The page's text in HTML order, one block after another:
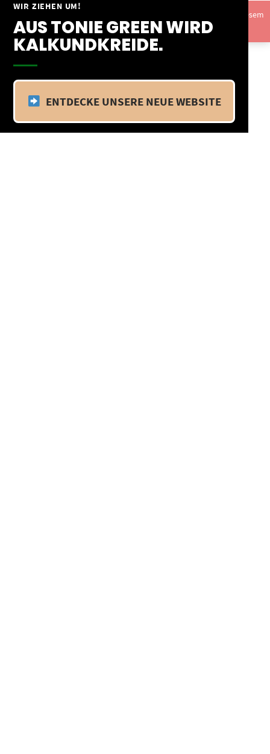
WIR ZIEHEN UM!
AUS TONIE GREEN WIRD
KALKUNDKREIDE.
ENTDECKE UNSERE NEUE WEBSITE
Springe
Inhalt
Vom 09.04.25 - 20.04.25 befinden wir uns im Betriebsurlaub. In diesem
Zeitraum findet kein Versand statt.Ausblenden